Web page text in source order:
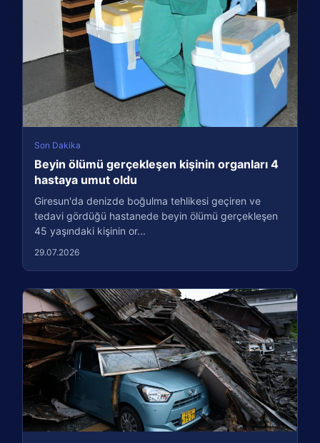
Son Dakika
Beyin ölümü gerçekleşen kişinin organları 4
hastaya umut oldu
Giresun'da denizde boğulma tehlikesi geçiren ve
tedavi gördüğü hastanede beyin ölümü gerçekleşen
45 yaşındaki kişinin or...
29.07.2026